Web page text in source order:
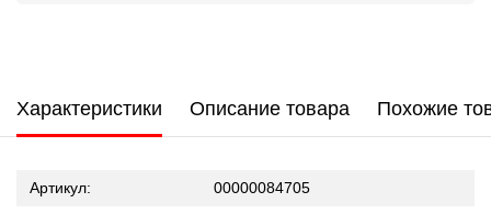
Характеристики Описание товара Похожие
Артикул: 00000084705